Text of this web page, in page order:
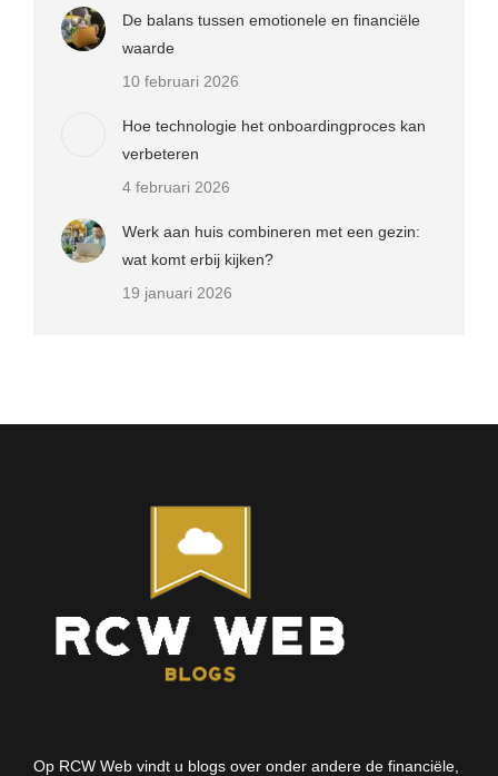
De balans tussen emotionele en financiële
waarde
10 februari 2026
Hoe technologie het onboardingproces kan
verbeteren
4 februari 2026
Werk aan huis combineren met een gezin:
wat komt erbij kijken?
19 januari 2026
Op RCW Web vindt u blogs over onder andere de financiële,